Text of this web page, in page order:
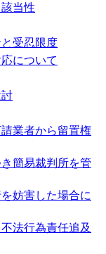
当性
受忍限度
について
業者から留置権
簡易裁判所を管
妨害した場合に
法行為責任追及